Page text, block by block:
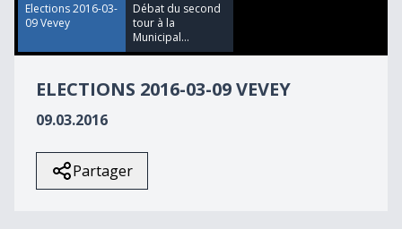
32
seconds
Elections 2016-03-
09 Vevey
Débat du second
tour à la
Municipal...
ELECTIONS 2016-03-09 VEVEY
09.03.2016
Partager